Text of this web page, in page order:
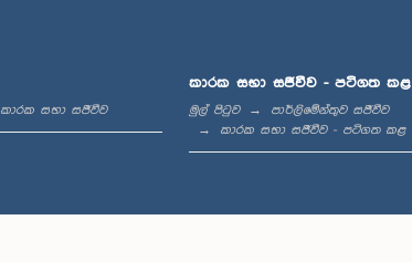
කාරක සභා සජීවීව
කාරක සභා සජීවීව - පටිගත කළ
මුල් පිටුව
පාර්ලිමේන්තුව සජීවීව
කාරක සභා සජීවීව - පටිගත කළ